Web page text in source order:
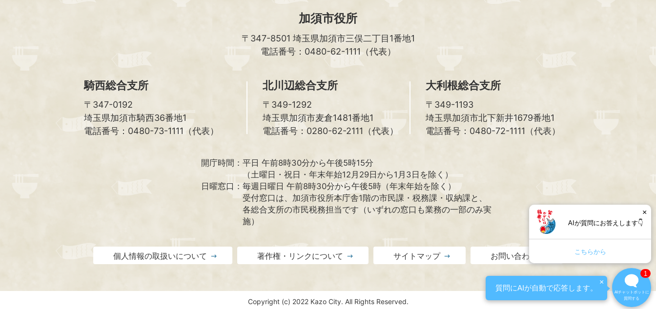
加須市役所
〒347-8501 埼玉県加須市三俣二丁目1番地1
電話番号：0480-62-1111（代表）
騎西総合支所
〒347-0192
埼玉県加須市騎西36番地1
電話番号：0480-73-1111（代表）
北川辺総合支所
〒349-1292
埼玉県加須市麦倉1481番地1
電話番号：0280-62-2111（代表）
大利根総合支所
〒349-1193
埼玉県加須市北下新井1679番地1
電話番号：0480-72-1111（代表）
開庁時間： 平日 午前8時30分から午後5時15分
（土曜日・祝日・年末年始12月29日から1月3日を除く）
日曜窓口： 毎週日曜日 午前8時30分から午後5時（年末年始を除く）
受付窓口は、加須市役所本庁舎1階の市民課・税務課・収納課と、
各総合支所の市民税務担当です（いずれの窓口も業務の一部のみ実
施）
個人情報の取扱いについて 著作権・リンクについて サイトマップ お問い合わせ
Copyright (c) 2022 Kazo City. All Rights Reserved.
AIが質問にお答えします👇
こちらから
×
質問にAIが自動で応答します。
×
AIチャットボットに
質問する
1